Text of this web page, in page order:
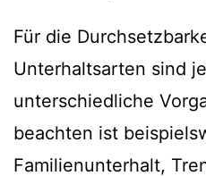
Für die
Unterhaltsarten sind
unterschiedliche
beachten ist
Familienunterhalt,